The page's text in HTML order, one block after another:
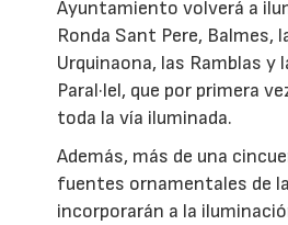
Ayuntamiento volverá a
Ronda Sant Pere, Balmes,
Urquinaona, las Ramblas y
Paral·lel, que por primera
toda la vía iluminada.
Además, más de una
fuentes ornamentales de
incorporarán a la